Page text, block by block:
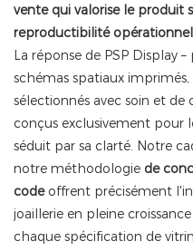
vente qui valorise le produit
reproductibilité
La réponse de PSP Display
schémas spatiaux
sélectionnés avec soin et
conçus exclusivement pour
séduit par sa clarté. Notre
notre méthodologie de
codeoffrent précisément
joaillerie en pleine
chaque spécification de